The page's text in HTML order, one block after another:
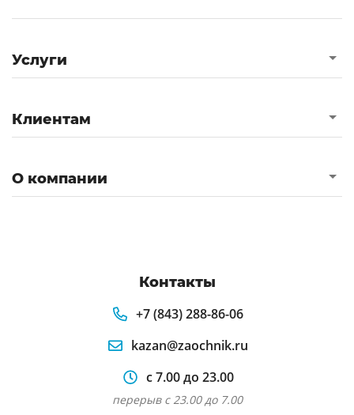
Услуги
Клиентам
О компании
Контакты
+7 (843) 288-86-06
kazan@zaochnik.ru
с 7.00 до 23.00
перерыв с 23.00 до 7.00